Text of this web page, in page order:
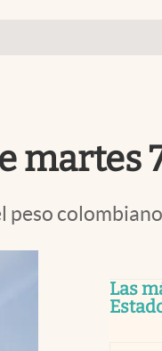
martes
peso
Las